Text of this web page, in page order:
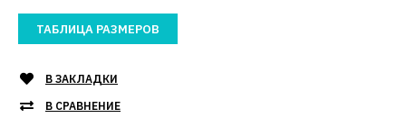
ТАБЛИЦА РАЗМЕРОВ
В ЗАКЛАДКИ
В СРАВНЕНИЕ